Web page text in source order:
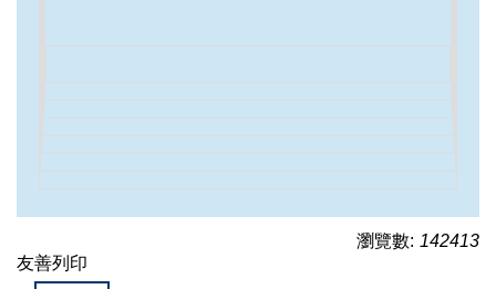
瀏覽數: 142413
友善列印